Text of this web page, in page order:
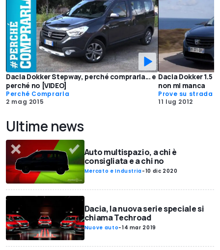
Dacia Dokker Stepway, perché comprarla... e
perché no [VIDEO]
Perché Comprarla
2 mag 2015
Dacia Dokker 1.5
non mi manca
Prove su strada
11 lug 2012
Ultime news
Auto multispazio, a chi è
consigliata e a chi no
Mercato e Industria-10 dic 2020
Dacia, la nuova serie speciale si
chiama Techroad
Nuove auto-14 mar 2019